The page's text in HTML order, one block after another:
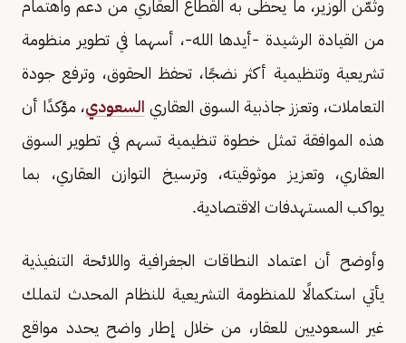
وثمّن الوزير، ما يحظى به القطاع العقاري من دعم واهتمام
من القيادة الرشيدة -أيدها الله-، أسهما في تطوير منظومة
تشريعية وتنظيمية أكثر نضجًا، تحفظ الحقوق، وترفع جودة
التعاملات، وتعزز جاذبية السوق العقاري السعودي، مؤكدًا أن
هذه الموافقة تمثل خطوة تنظيمية تسهم في تطوير السوق
العقاري، وتعزيز موثوقيته، وترسيخ التوازن العقاري، بما
يواكب المستهدفات الاقتصادية.
وأوضح أن اعتماد النطاقات الجغرافية واللائحة التنفيذية
يأتي استكمالًا للمنظومة التشريعية للنظام المحدث لتملك
غير السعوديين للعقار، من خلال إطار واضح يحدد مواقع